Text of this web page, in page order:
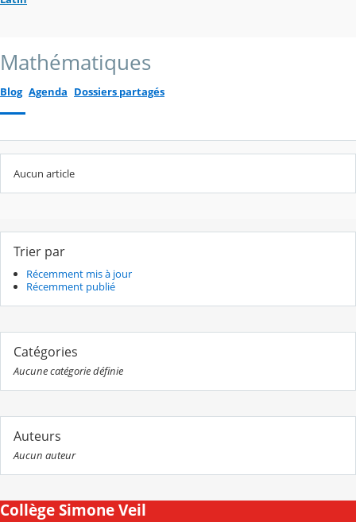
Mathématiques
Blog Agenda Dossiers partagés
Aucun article
Trier par
Récemment mis à jour
Récemment publié
Catégories
Aucune catégorie définie
Auteurs
Aucun auteur
Collège Simone Veil